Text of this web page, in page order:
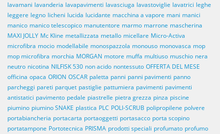
lavamani lavanderia lavapavimenti lavasciuga lavastoviglie lavatrici leghe
leggere legno licheni lucida lucidante macchina a vapore mani manici
manico manico telescopico manutentore marmo marrone mascherina
MAXI JOLLY Mc Kline metallizzata metallo micellare Micro-Activa
microfibra mocio modellabile monospazzola monouso monovasca mop
mop microfibra morchia MORGAN motore muffa multiuso muschio nera
neutro nicotina NILFISK 530 non acido nontessuto OFFERTA DEL MESE
officina opaca ORION OSCAR paletta panni panni pavimenti panno
parcheggi pareti parquet pastiglie pattumiera pavimenti pavimenti
antistatici pavimento pedale piastrelle pietra grezza pinza piscine
piumino piumino SNAKE plastica PLC POLI-SCRUB polipropilene polvere
portabiancheria portacarta portaoggetti portasacco porta scopino
portatampone Portotecnica PRISMA prodotti speciali profumato profumo